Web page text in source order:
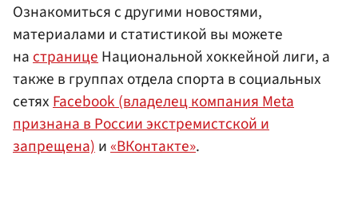
Ознакомиться с другими новостями,
материалами и статистикой вы можете
настраницеНациональной хоккейной лиги, а
также в группах отдела спорта в социальных
сетяхFacebook (владелец компания Meta
признана в России экстремистской и
запрещена)и«ВКонтакте».